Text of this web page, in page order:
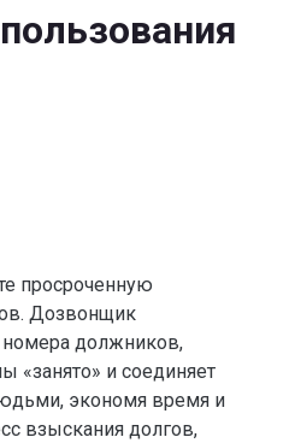
просроченную
Дозвонщик
номера должников,
«занято» и соединяет
экономя время и
взыскания долгов,